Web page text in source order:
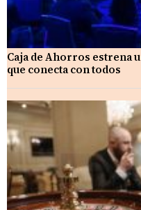
Caja de Ahorros estrena
que conecta con todos